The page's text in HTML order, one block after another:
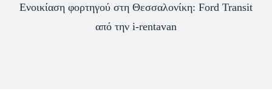
Ενοικίαση φορτηγού στη Θεσσαλονίκη: Ford Transit
από την i-rentavan